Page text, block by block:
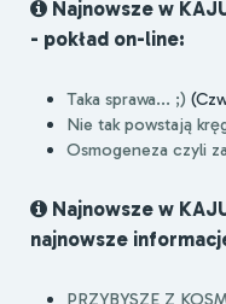
Najnowsze w
- pokład on-line:
Taka sprawa... ;)
Nie tak powstają
Osmogeneza czyli
Najnowsze w
najnowsze
PRZYBYSZE Z